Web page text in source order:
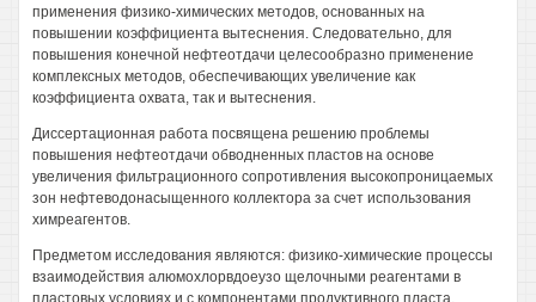
применения физико-химических методов, основанных на
повышении коэффициента вытеснения. Следовательно, для
повышения конечной нефтеотдачи целесообразно применение
комплексных методов, обеспечивающих увеличение как
коэффициента охвата, так и вытеснения.
Диссертационная работа посвящена решению проблемы
повышения нефтеотдачи обводненных пластов на основе
увеличения фильтрационного сопротивления высокопроницаемых
зон нефтеводонасыщенного коллектора за счет использования
химреагентов.
Предметом исследования являются: физико-химические процессы
взаимодействия алюмохлорвдоеузо щелочными реагентами в
пластовых условиях и с компонентами продуктивного пласта,